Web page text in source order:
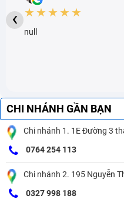
★★★★★
null
‹
CHI NHÁNH GẦN BẠN
Chi nhánh 1. 1E Đường 3
0764 254 113
Chi nhánh 2. 195 Nguyễn
0327 998 188